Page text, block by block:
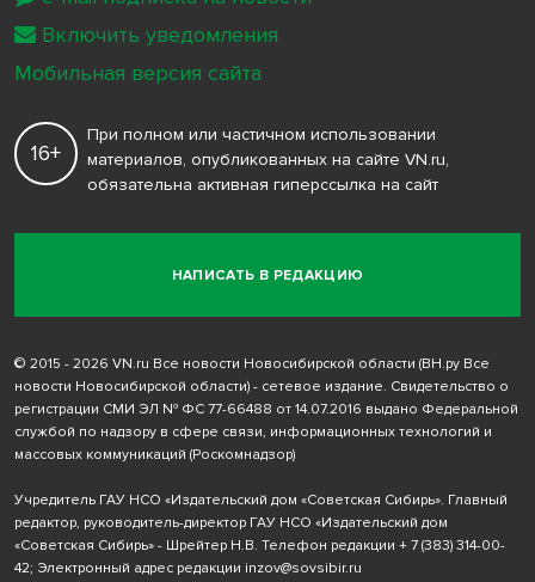
НАПИСАТЬ В РЕДАКЦИЮ
16+
При полном или частичном использовании
материалов, опубликованных на сайте VN.ru,
обязательна активная гиперссылка на сайт
© 2015 - 2026 VN.ru Все новости Новосибирской области (ВН.ру Все
новости Новосибирской области) - сетевое издание. Свидетельство о
регистрации СМИ ЭЛ № ФС 77-66488 от 14.07.2016 выдано Федеральной
службой по надзору в сфере связи, информационных технологий и
массовых коммуникаций (Роскомнадзор)
Учредитель ГАУ НСО «Издательский дом «Советская Сибирь». Главный
редактор, руководитель-директор ГАУ НСО «Издательский дом
«Советская Сибирь» - Шрейтер Н.В. Телефон редакции + 7 (383) 314-00-
42; Электронный адрес редакции inzov@sovsibir.ru
Включить уведомления
Мобильная версия сайта